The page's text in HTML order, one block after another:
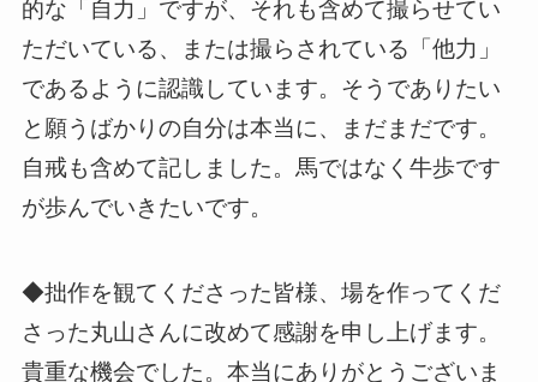
的な「自力」ですが、それも含めて撮らせてい
ただいている、または撮らされている「他力」
であるように認識しています。そうでありたい
と願うばかりの自分は本当に、まだまだです。
自戒も含めて記しました。馬ではなく牛歩です
が歩んでいきたいです。
◆拙作を観てくださった皆様、場を作ってくだ
さった丸山さんに改めて感謝を申し上げます。
貴重な機会でした。本当にありがとうございま